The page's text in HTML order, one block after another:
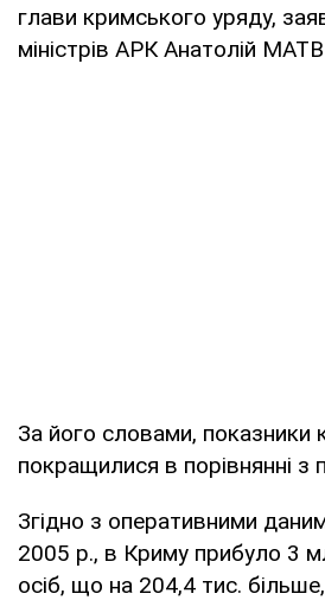
глави кримського уряду,
міністрів АРК Анатолій
За його словами, показники
покращилися в порівнянні з
Згідно з оперативними
2005 р., в Криму прибуло 3
осіб, що на 204,4 тис.